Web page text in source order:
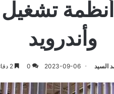
تشغيل
وأندرويد
السيد 2023-09-06
0